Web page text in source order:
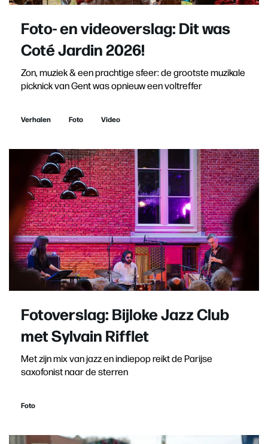
Foto- en videoverslag: Dit was
Coté Jardin 2026!
Zon, muziek & een prachtige sfeer: de grootste muzikale
picknick van Gent was opnieuw een voltreffer
Verhalen Foto Video
Fotoverslag: Bijloke Jazz Club
met Sylvain Rifflet
Met zijn mix van jazz en indiepop reikt de Parijse
saxofonist naar de sterren
Foto